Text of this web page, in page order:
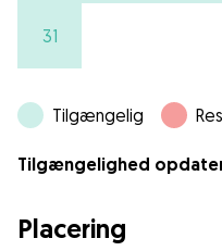
31
Tilgængelig
Tilgængelighed
Placering